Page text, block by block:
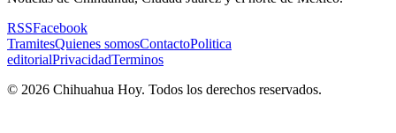
RSSFacebook
TramitesQuienes somosContactoPolitica
editorialPrivacidadTerminos
© 2026 Chihuahua Hoy. Todos los derechos reservados.